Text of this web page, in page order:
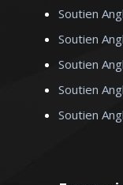
Soutien
Soutien
Soutien
Soutien
Soutien